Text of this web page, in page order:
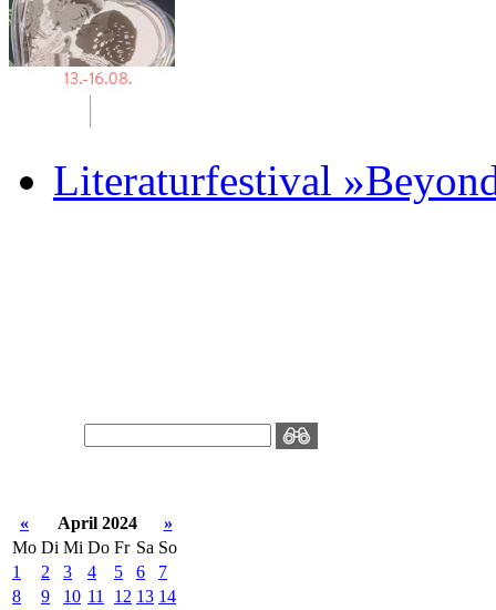
Literaturfestival
« April 2024
»
Mo Di Mi Do Fr Sa So
1
2 3 4 5 6
7
8
9 10 11 12 13 14